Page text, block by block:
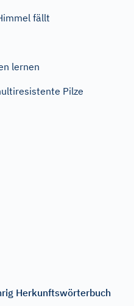
fällt
lernen
Pilze
Herkunftswörterbuch